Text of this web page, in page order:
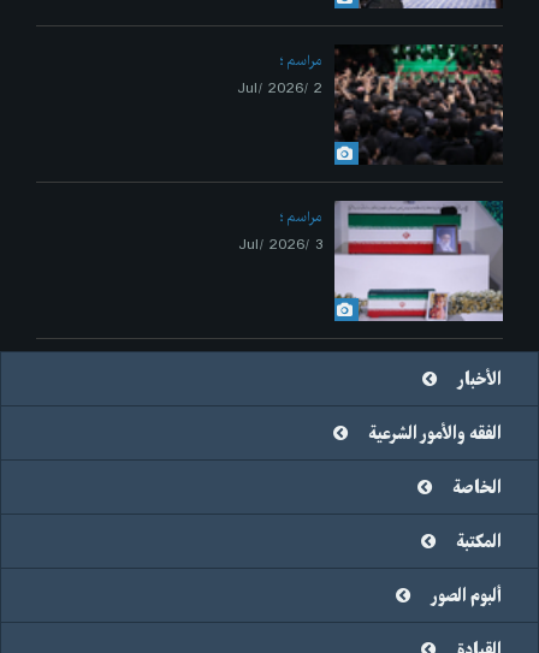
مراسم
2 /Jul/ 2026
مراسم
3 /Jul/ 2026
الأخبار
الفقه والأمور الشرعية
الخاصة
المكتبة
ألبوم الصور